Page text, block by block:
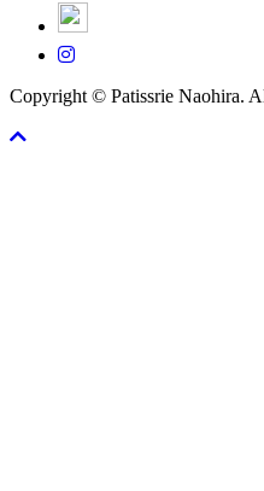
Copyright © Patissrie Naohira.